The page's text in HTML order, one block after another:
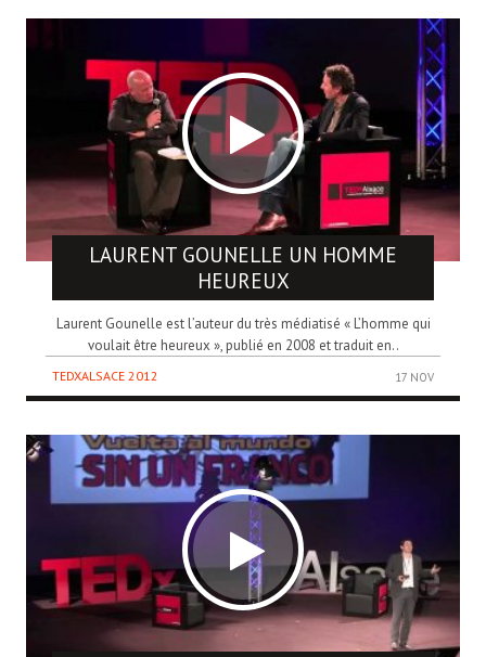
LAURENT GOUNELLE UN HOMME
HEUREUX
Laurent Gounelle est l’auteur du très médiatisé « L’homme qui
voulait être heureux », publié en 2008 et traduit en..
TEDXALSACE 2012 17 NOV